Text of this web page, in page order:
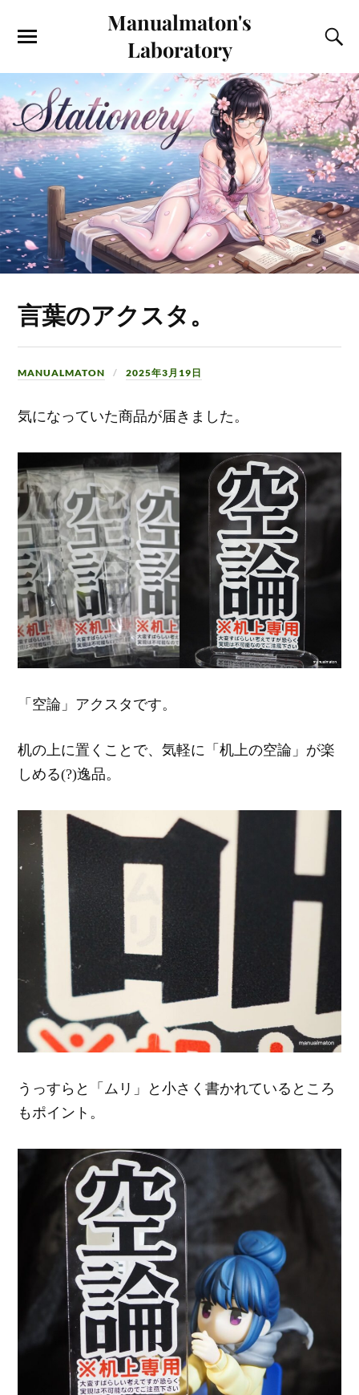
Manualmaton's
Laboratory
言葉のアクスタ。
MANUALMATON 2025年3月19日
気になっていた商品が届きました。
「空論」アクスタです。
机の上に置くことで、気軽に「机上の空論」が楽
しめる(?)逸品。
うっすらと「ムリ」と小さく書かれているところ
もポイント。